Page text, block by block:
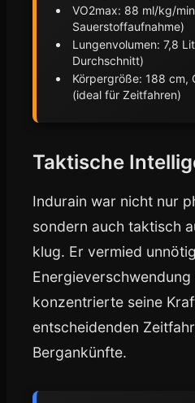
VO2max: 88 ml/kg/
Sauerstoffaufnahme)
Lungenvolumen: 7,8
Durchschnitt)
Körpergröße: 188 cm,
(ideal für Zeitfahren)
Taktische
Indurain war nicht nur
sondern auch taktisch
klug. Er vermied
konzentrierte seine
entscheidenden
Bergankünfte.